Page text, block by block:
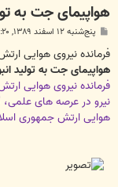
هواپیمای جت به
س
ت
پنج‌شنبه ۱۲ اسفند ۱۳۸۹, ۱۱:۲۰ ق.ظ
فرمانده نیروی هوایی
هواپیمای جت به تولید
فرمانده نیروی هوایی
نیرو در عرصه های
هوایی ارتش جمهوری